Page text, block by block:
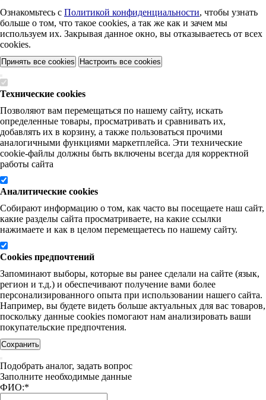
Ознакомьтесь с Политикой конфиденциальности, чтобы узнать
больше о том, что такое cookies, а так же как и зачем мы
используем их. Закрывая данное окно, вы отказываетесь от всех
cookies.
Принять все cookies Настроить все cookies
Технические cookies
Позволяют вам перемещаться по нашему сайту, искать
определенные товары, просматривать и сравнивать их,
добавлять их в корзину, а также пользоваться прочими
аналогичными функциями маркетплейса. Эти технические
cookie-файлы должны быть включены всегда для корректной
работы сайта
Аналитические cookies
Собирают информацию о том, как часто вы посещаете наш сайт,
какие разделы сайта просматриваете, на какие ссылки
нажимаете и как в целом перемещаетесь по нашему сайту.
Cookies предпочтений
Запоминают выборы, которые вы ранее сделали на сайте (язык,
регион и т.д.) и обеспечивают получение вами более
персонализированного опыта при использовании нашего сайта.
Например, вы будете видеть больше актуальных для вас товаров,
поскольку данные cookies помогают нам анализировать ваши
покупательские предпочтения.
Сохранить
Подобрать аналог, задать вопрос
Заполните необходимые данные
ФИО:*